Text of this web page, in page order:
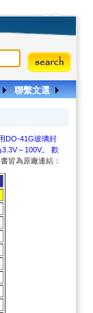
聯繫文選
DO-41G玻璃封
～100V。 歡
皆為原廠連結：